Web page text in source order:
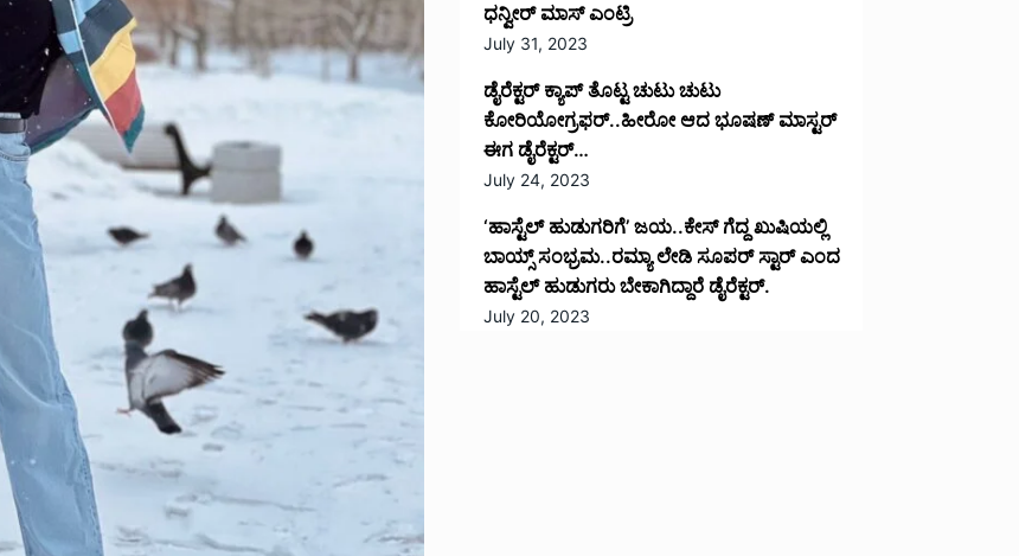
ಧನ್ವೀರ್ ಮಾಸ್ ಎಂಟ್ರಿ
July 31, 2023
ಡೈರೆಕ್ಟರ್ ಕ್ಯಾಪ್ ತೊಟ್ಟ ಚುಟು ಚುಟು
ಕೋರಿಯೋಗ್ರಫರ್..ಹೀರೋ ಆದ ಭೂಷಣ್ ಮಾಸ್ಟರ್
ಈಗ ಡೈರೆಕ್ಟರ್…
July 24, 2023
‘ಹಾಸ್ಟೆಲ್ ಹುಡುಗರಿಗೆ’ ಜಯ..ಕೇಸ್ ಗೆದ್ದ ಖುಷಿಯಲ್ಲಿ
ಬಾಯ್ಸ್ ಸಂಭ್ರಮ..ರಮ್ಯಾ ಲೇಡಿ ಸೂಪರ್ ಸ್ಟಾರ್ ಎಂದ
ಹಾಸ್ಟೆಲ್ ಹುಡುಗರು ಬೇಕಾಗಿದ್ದಾರೆ ಡೈರೆಕ್ಟರ್.
July 20, 2023